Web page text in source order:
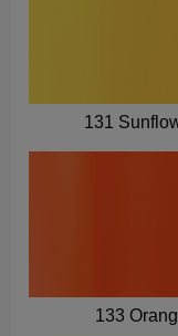
131
133